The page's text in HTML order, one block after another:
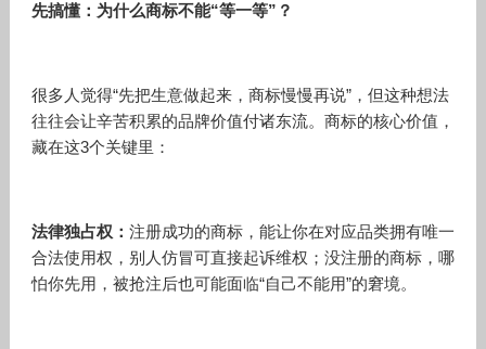
先搞懂：为什么商标不能“等一等”？
很多人觉得“先把生意做起来，商标慢慢再说”，但这种想法
往往会让辛苦积累的品牌价值付诸东流。商标的核心价值，
藏在这3个关键里：
法律独占权： 注册成功的商标，能让你在对应品类拥有唯一
合法使用权，别人仿冒可直接起诉维权；没注册的商标，哪
怕你先用，被抢注后也可能面临“自己不能用”的窘境。